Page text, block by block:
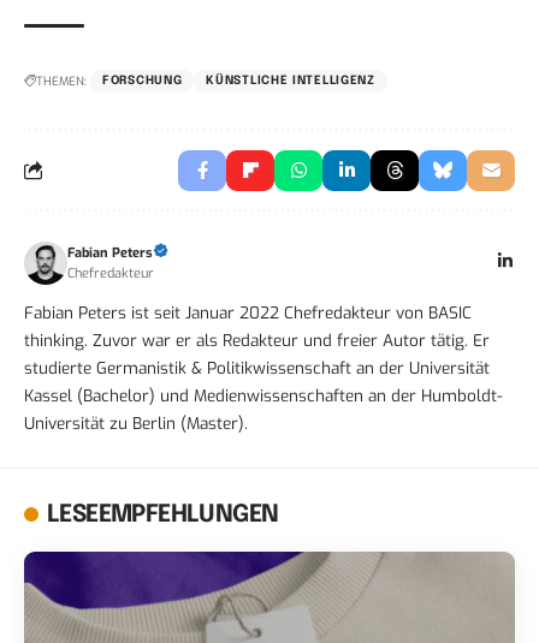
THEMEN: FORSCHUNG KÜNSTLICHE INTELLIGENZ
Fabian Peters
Chefredakteur
Fabian Peters ist seit Januar 2022 Chefredakteur von BASIC
thinking. Zuvor war er als Redakteur und freier Autor tätig. Er
studierte Germanistik & Politikwissenschaft an der Universität
Kassel (Bachelor) und Medienwissenschaften an der Humboldt-
Universität zu Berlin (Master).
LESEEMPFEHLUNGEN